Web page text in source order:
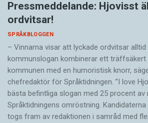
Pressmeddelande: Hjovisst
ordvitsar!
SPRÅKBLOGGEN
– Vinnarna visar att lyckade ordvitsar alltid
kommunslogan kombinerar ett träffsäkert
kommunen med en humoristisk knorr,
chefredaktör för Språktidningen. ”I love
bästa befintliga slogan med 25 procent av
Språktidningens omröstning.
togs fram av redaktionen i samråd med